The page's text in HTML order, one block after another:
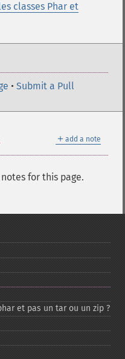
classes Phar et
• Submit a Pull
＋ add a note
for this page.
et pas un tar ou un zip ?